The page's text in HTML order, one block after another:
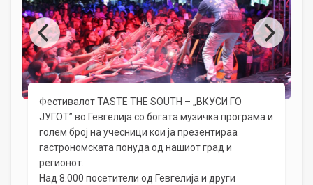
Фестивалот TASTE THE SOUTH – „ВКУСИ ГО
ЈУГОТ” во Гевгелија со богата музичка програма и
голем број на учесници кои ја презентираа
гастрономската понуда од нашиот град и
регионот.
Над 8.000 посетители од Гевгелија и други